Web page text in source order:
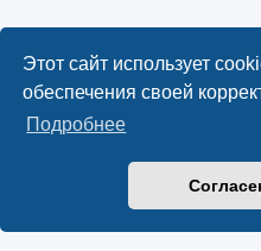
Этот сайт использует
обеспечения своей
Подробнее